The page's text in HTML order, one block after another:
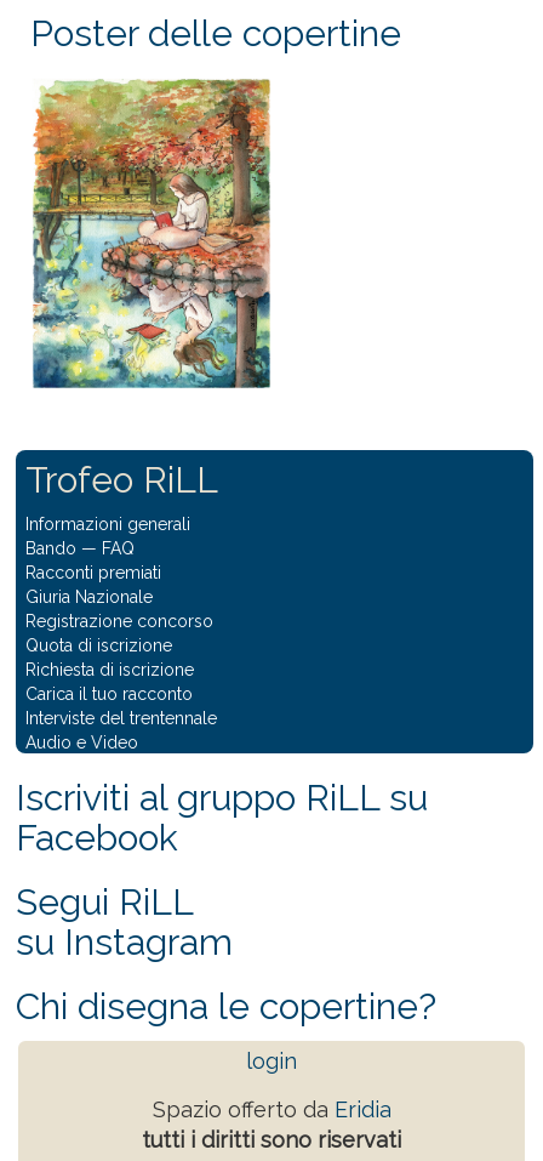
Poster delle copertine
Trofeo RiLL
Informazioni generali
Bando — FAQ
Racconti premiati
Giuria Nazionale
Registrazione concorso
Quota di iscrizione
Richiesta di iscrizione
Carica il tuo racconto
Interviste del trentennale
Audio e Video
Iscriviti al gruppo RiLL su
Facebook
Segui RiLL
su Instagram
Chi disegna le copertine?
login
Spazio offerto da Eridia
tutti i diritti sono riservati